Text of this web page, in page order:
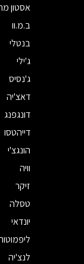
אסטון
ב.מ.וו
בנטלי
ג'ילי
ג'נסיס
דאצ'יה
דונגפנג
דייהטסו
הונגצ'י
וויה
זיקר
טסלה
יונדאי
ליפמוטור
לנצ'יה